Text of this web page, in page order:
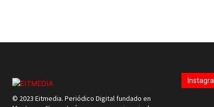
© 2023 Eitmedia. Periódico Digital fundado en